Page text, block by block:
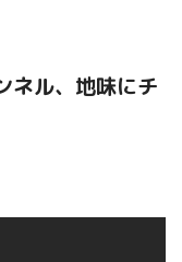
ネル、地味にチ